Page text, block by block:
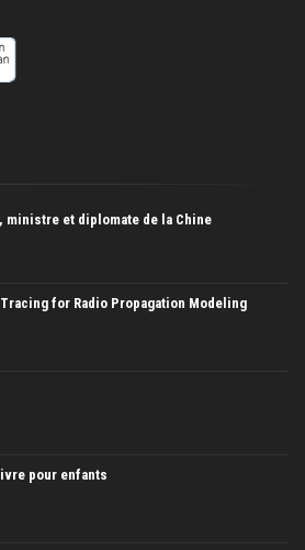
ministre et diplomate de la Chine
for Radio Propagation Modeling
pour enfants